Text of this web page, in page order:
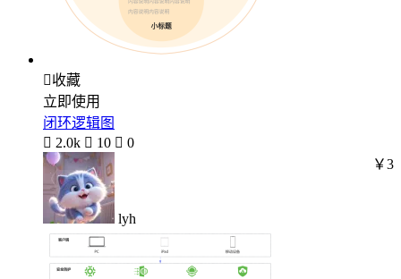
收藏
立即使用
闭环逻辑图
 2.0k  10  0
lyh
￥3